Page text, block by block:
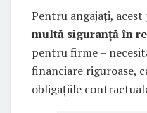
Pentru angajați,
multă siguranță în
pentru firme –
financiare riguroase,
obligațiile